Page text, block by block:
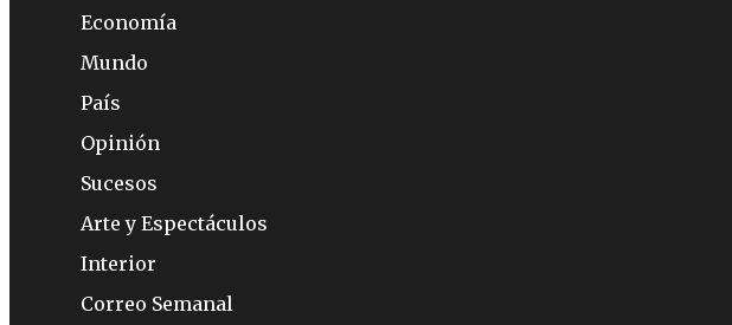
Economía
Mundo
País
Opinión
Sucesos
Arte y Espectáculos
Interior
Correo Semanal